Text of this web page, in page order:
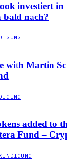
investiert
bald nach?
with Martin
added to
Fund –